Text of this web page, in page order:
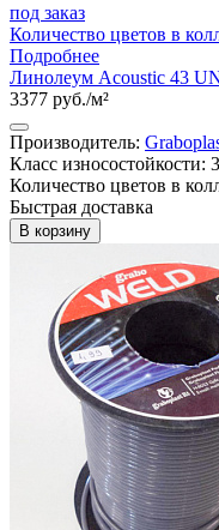
под заказ
Количество цветов в
Подробнее
Линолеум Acoustic 43
3377 руб./м²
Производитель:
Класс износостойкости:
Количество цветов в
Быстрая доставка
В корзину